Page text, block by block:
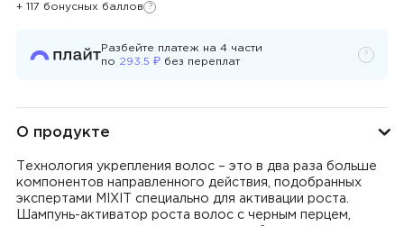
+ 117 бонусных баллов Узнать подробности
?
Разбейте платеж на4 части
по 293.5₽ без переплат Узнать
?
О продукте
Технология укрепления волос – это в два раза больше
компонентов направленного действия, подобранных
экспертами MIXIT специально для активации роста.
Шампунь-активатор роста волос с черным перцем,